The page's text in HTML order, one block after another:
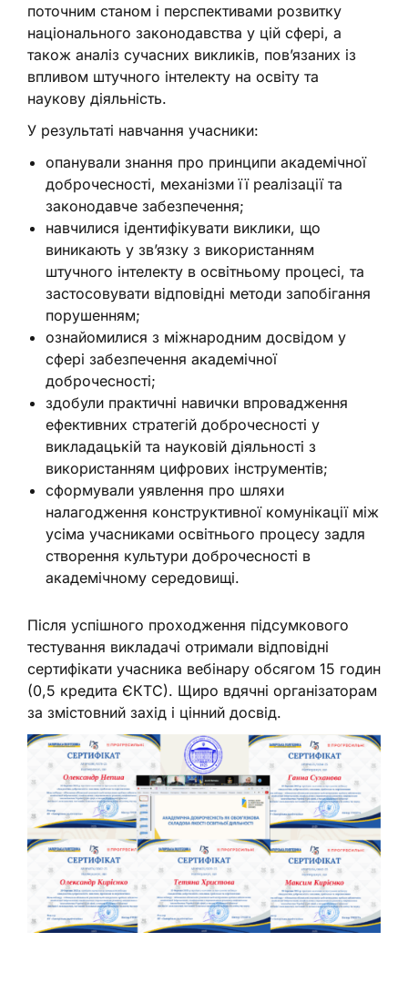
поточним станом і перспективами розвитку
національного законодавства у цій сфері, а
також аналіз сучасних викликів, пов’язаних із
впливом штучного інтелекту на освіту та
наукову діяльність.
У результаті навчання учасники:
опанували знання про принципи академічної
доброчесності, механізми її реалізації та
законодавче забезпечення;
навчилися ідентифікувати виклики, що
виникають у зв’язку з використанням
штучного інтелекту в освітньому процесі, та
застосовувати відповідні методи запобігання
порушенням;
ознайомилися з міжнародним досвідом у
сфері забезпечення академічної
доброчесності;
здобули практичні навички впровадження
ефективних стратегій доброчесності у
викладацькій та науковій діяльності з
використанням цифрових інструментів;
сформували уявлення про шляхи
налагодження конструктивної комунікації між
усіма учасниками освітнього процесу задля
створення культури доброчесності в
академічному середовищі.
Після успішного проходження підсумкового
тестування викладачі отримали відповідні
сертифікати учасника вебінару обсягом 15 годин
(0,5 кредита ЄКТС). Щиро вдячні організаторам
за змістовний захід і цінний досвід.